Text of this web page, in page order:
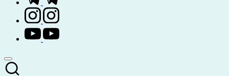
instagram.com
youtube.com